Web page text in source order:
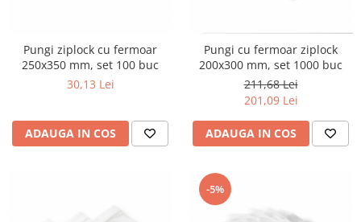
Pungi ziplock cu fermoar
250x350 mm, set 100 buc
30,13 Lei
ADAUGA IN COS
Pungi cu fermoar ziplock
200x300 mm, set 1000 buc
211,68 Lei
201,09 Lei
ADAUGA IN COS
-5%